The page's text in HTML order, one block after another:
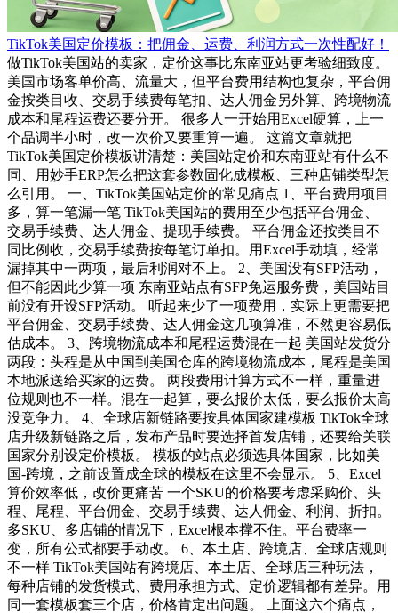
TikTok美国定价模板：把佣金、运费、利润方式一次性配好！
做TikTok美国站的卖家，定价这事比东南亚站更考验细致度。
美国市场客单价高、流量大，但平台费用结构也复杂，平台佣
金按类目收、交易手续费每笔扣、达人佣金另外算、跨境物流
成本和尾程运费还要分开。 很多人一开始用Excel硬算，上一
个品调半小时，改一次价又要重算一遍。 这篇文章就把
TikTok美国定价模板讲清楚：美国站定价和东南亚站有什么不
同、用妙手ERP怎么把这套参数固化成模板、三种店铺类型怎
么引用。 一、TikTok美国站定价的常见痛点 1、平台费用项目
多，算一笔漏一笔 TikTok美国站的费用至少包括平台佣金、
交易手续费、达人佣金、提现手续费。 平台佣金还按类目不
同比例收，交易手续费按每笔订单扣。用Excel手动填，经常
漏掉其中一两项，最后利润对不上。 2、美国没有SFP活动，
但不能因此少算一项 东南亚站点有SFP免运服务费，美国站目
前没有开设SFP活动。 听起来少了一项费用，实际上更需要把
平台佣金、交易手续费、达人佣金这几项算准，不然更容易低
估成本。 3、跨境物流成本和尾程运费混在一起 美国站发货分
两段：头程是从中国到美国仓库的跨境物流成本，尾程是美国
本地派送给买家的运费。 两段费用计算方式不一样，重量进
位规则也不一样。混在一起算，要么报价太低，要么报价太高
没竞争力。 4、全球店新链路要按具体国家建模板 TikTok全球
店升级新链路之后，发布产品时要选择首发店铺，还要给关联
国家分别设定价模板。 模板的站点必须选具体国家，比如美
国-跨境，之前设置成全球的模板在这里不会显示。 5、Excel
算价效率低，改价更痛苦 一个SKU的价格要考虑采购价、头
程、尾程、平台佣金、交易手续费、达人佣金、利润、折扣。
多SKU、多店铺的情况下，Excel根本撑不住。平台费率一
变，所有公式都要手动改。 6、本土店、跨境店、全球店规则
不一样 TikTok美国站有跨境店、本土店、全球店三种玩法，
每种店铺的发货模式、费用承担方式、定价逻辑都有差异。用
同一套模板套三个店，价格肯定出问题。 上面这六个痛点，